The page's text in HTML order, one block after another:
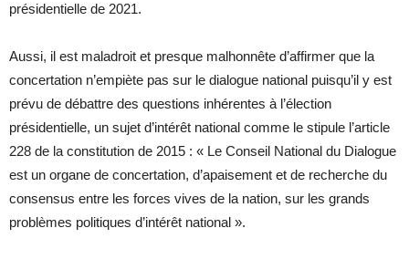
présidentielle de 2021.
Aussi, il est maladroit et presque malhonnête d’affirmer que la
concertation n’empiète pas sur le dialogue national puisqu’il y est
prévu de débattre des questions inhérentes à l’élection
présidentielle, un sujet d’intérêt national comme le stipule l’article
228 de la constitution de 2015 : « Le Conseil National du Dialogue
est un organe de concertation, d’apaisement et de recherche du
consensus entre les forces vives de la nation, sur les grands
problèmes politiques d’intérêt national ».